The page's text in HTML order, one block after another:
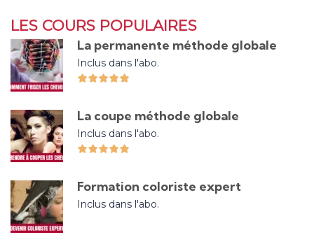
LES COURS POPULAIRES
La permanente méthode globale
Inclus dans l'abo.
La coupe méthode globale
Inclus dans l'abo.
Formation coloriste expert
Inclus dans l'abo.